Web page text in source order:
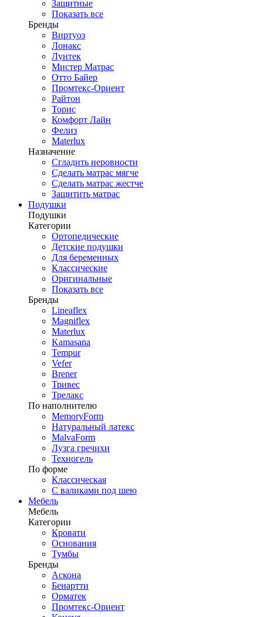
Защитные
Показать все
Бренды
Виртуоз
Лонакс
Лунтек
Мистер Матрас
Отто Байер
Промтекс-Ориент
Райтон
Торис
Комфорт Лайн
Фелиз
Materlux
Назначение
Сгладить неровности
Сделать матрас мягче
Сделать матрас жестче
Защитить матрас
Подушки
Подушки
Категории
Ортопедические
Детские подушки
Для беременных
Классические
Оригинальные
Показать все
Бренды
Lineaflex
Magniflex
Materlux
Kamasana
Tempur
Vefer
Brener
Тривес
Трелакс
По наполнителю
MemoryForm
Натуральный латекс
MalvaForm
Лузга гречихи
Техногель
По форме
Классическая
С валиками под шею
Мебель
Мебель
Категории
Кровати
Основания
Тумбы
Бренды
Аскона
Бенартти
Орматек
Промтекс-Ориент